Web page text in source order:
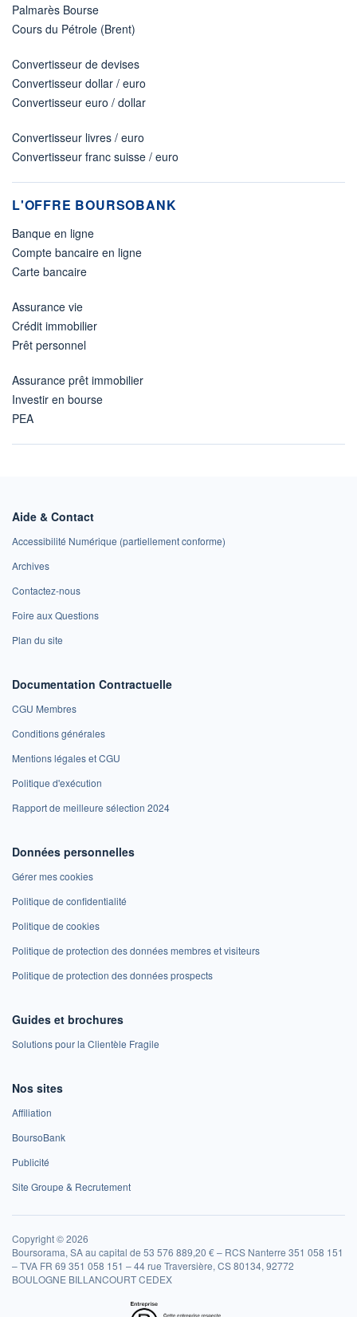
Palmarès Bourse
Cours du Pétrole (Brent)
Convertisseur de devises
Convertisseur dollar / euro
Convertisseur euro / dollar
Convertisseur livres / euro
Convertisseur franc suisse / euro
L'OFFRE BOURSOBANK
Banque en ligne
Compte bancaire en ligne
Carte bancaire
Assurance vie
Crédit immobilier
Prêt personnel
Assurance prêt immobilier
Investir en bourse
PEA
Aide & Contact
Accessibilité Numérique (partiellement conforme)
Archives
Contactez-nous
Foire aux Questions
Plan du site
Documentation Contractuelle
CGU Membres
Conditions générales
Mentions légales et CGU
Politique d'exécution
Rapport de meilleure sélection 2024
Données personnelles
Gérer mes cookies
Politique de confidentialité
Politique de cookies
Politique de protection des données membres et visiteurs
Politique de protection des données prospects
Guides et brochures
Solutions pour la Clientèle Fragile
Nos sites
Affiliation
BoursoBank
Publicité
Site Groupe & Recrutement
Copyright © 2026
Boursorama, SA au capital de 53 576 889,20 € – RCS Nanterre 351 058 151
– TVA FR 69 351 058 151 – 44 rue Traversière, CS 80134, 92772
BOULOGNE BILLANCOURT CEDEX